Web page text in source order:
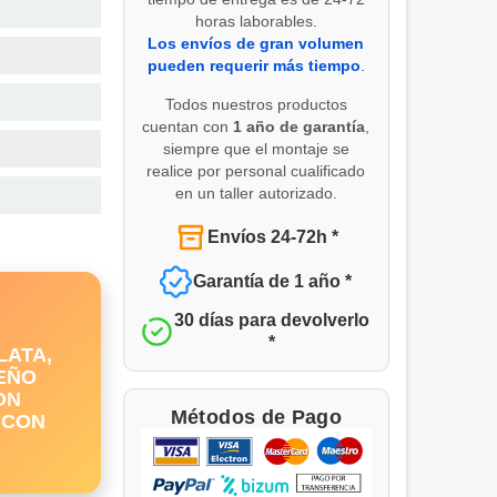
horas laborables.
Los envíos de gran volumen
pueden requerir más tiempo
Todos nuestros productos
cuentan con 1 año de garantía
siempre que el montaje se
realice por personal cualificado
en un taller autorizado.
Envíos 24-72h *
Garantía de 1 año *
30 días para devolverlo
*
Métodos de Pago